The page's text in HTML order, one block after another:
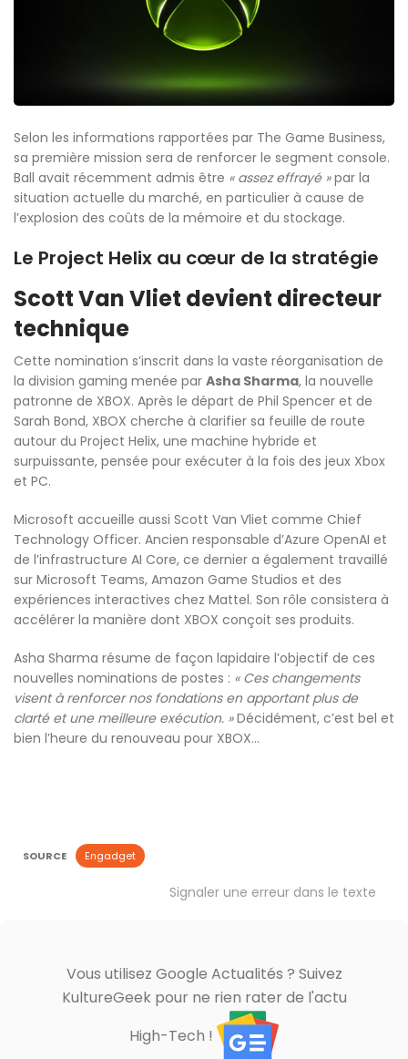
Selon les informations rapportées par The Game Business,
sa première mission sera de renforcer le segment console.
Ball avait récemment admis être « assez effrayé »par la
situation actuelle du marché, en particulier à cause de
l’explosion des coûts de la mémoire et du stockage.
Le Project Helix au cœur de la stratégie
Scott Van Vliet devient directeur
technique
Cette nomination s’inscrit dans la vaste réorganisation de
la division gaming menée par Asha Sharma, la nouvelle
patronne de XBOX. Après le départ de Phil Spencer et de
Sarah Bond, XBOX cherche à clarifier sa feuille de route
autour du Project Helix, une machine hybride et
surpuissante, pensée pour exécuter à la fois des jeux Xbox
et PC.
Microsoft accueille aussi Scott Van Vliet comme Chief
Technology Officer. Ancien responsable d’Azure OpenAI et
de l’infrastructure AI Core, ce dernier a également travaillé
sur Microsoft Teams, Amazon Game Studios et des
expériences interactives chez Mattel. Son rôle consistera à
accélérer la manière dont XBOX conçoit ses produits.
Asha Sharma résume de façon lapidaire l’objectif de ces
nouvelles nominations de postes : « Ces changements
visent à renforcer nos fondations en apportant plus de
clarté et une meilleure exécution. »Décidément, c’est bel et
bien l’heure du renouveau pour XBOX…
SOURCE Engadget
Signaler une erreur dans le texte
Vous utilisez Google Actualités ? Suivez
KultureGeek pour ne rien rater de l'actu
High-Tech !